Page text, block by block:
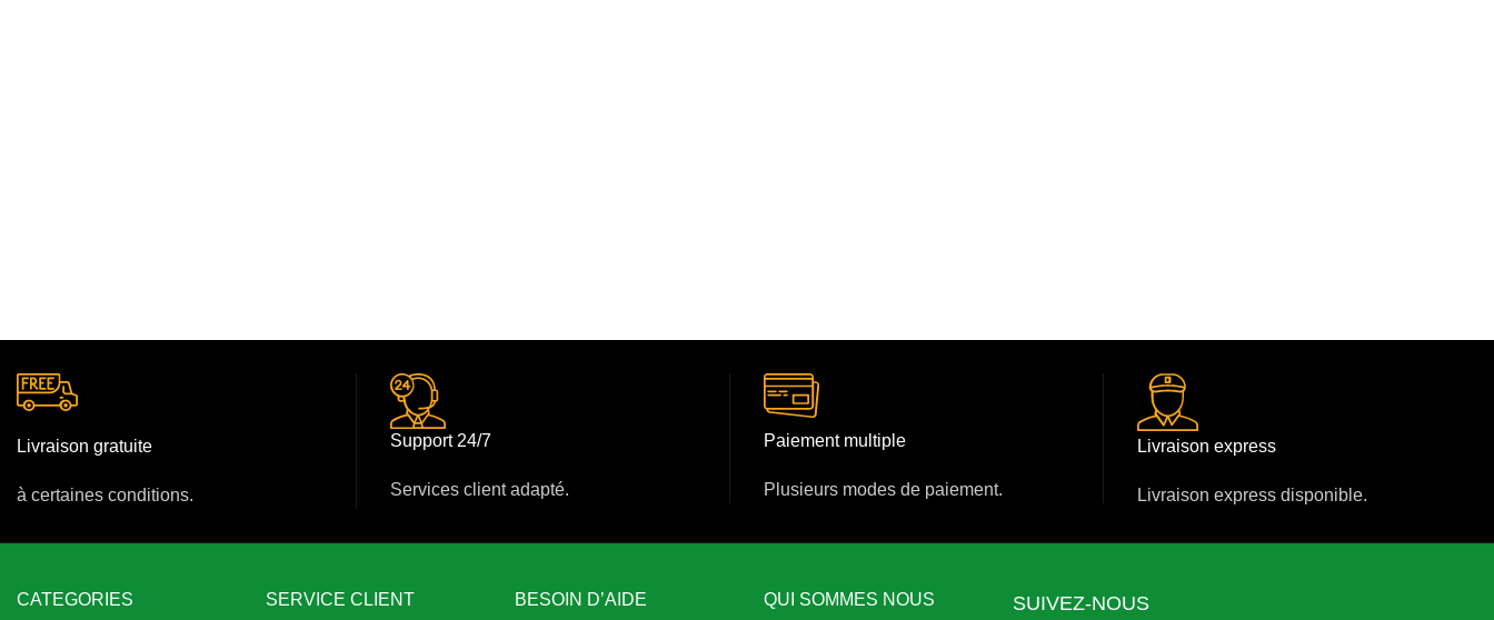
Livraison gratuite
à certaines conditions.
Support 24/7
Services client adapté.
Paiement multiple
Plusieurs modes de paiement.
Livraison express
Livraison express disponible.
CATEGORIES SERVICE CLIENT BESOIN D’AIDE QUI SOMMES NOUS SUIVEZ-NOUS